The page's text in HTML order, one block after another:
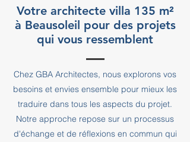
Votre architecte villa 135 m²
à Beausoleil pour des projets
qui vous ressemblent
Chez GBA Architectes, nous explorons vos
besoins et envies ensemble pour mieux les
traduire dans tous les aspects du projet.
Notre approche repose sur un processus
d'échange et de réflexions en commun qui